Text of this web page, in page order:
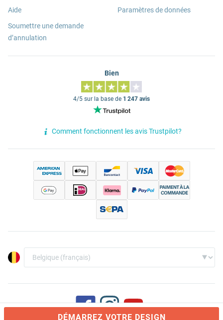
DÉMARREZ VOTRE DESIGN
Aide
Soumettre une demande
d’annulation
Paramètres de données
Bien
4/5 sur la base de 1 247 avis
Comment fonctionnent les avis Trustpilot?